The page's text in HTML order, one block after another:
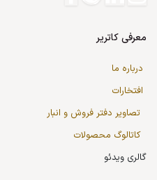
معرفی کاتریر
درباره ما
افتخارات
تصاویر دفتر فروش و انبار
کاتالوگ محصولات
گالری ویدئو